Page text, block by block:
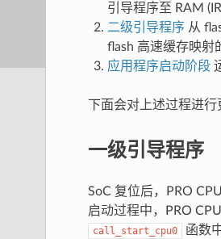
引导程序至 RAM
二级引导程序 从
flash 高速缓存映射
应用程序启动阶段
下面会对上述过程进行
一级引导程序
SoC 复位后，PRO
启动过程中，PRO
call_start_cpu0 函数